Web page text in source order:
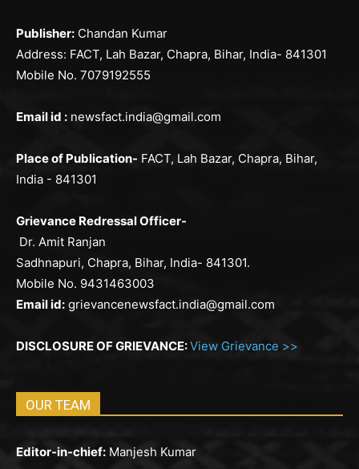
Publisher: Chandan Kumar
Address: FACT, Lah Bazar, Chapra, Bihar, India- 841301
Mobile No. 7079192555
Email id : newsfact.india@gmail.com
Place of Publication- FACT, Lah Bazar, Chapra, Bihar,
India - 841301
Grievance Redressal Officer-
Dr. Amit Ranjan
Sadhnapuri, Chapra, Bihar, India- 841301.
Mobile No. 9431463003
Email id: grievancenewsfact.india@gmail.com
DISCLOSURE OF GRIEVANCE:View Grievance >>
OUR TEAM
Editor-in-chief: Manjesh Kumar